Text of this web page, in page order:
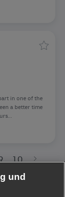
in one of the
a better time
10
und